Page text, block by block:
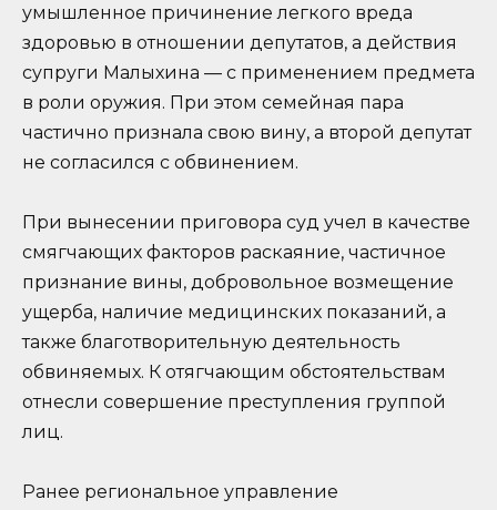
умышленное причинение легкого вреда
здоровью в отношении депутатов, а действия
супруги Малыхина — с применением предмета
в роли оружия. При этом семейная пара
частично признала свою вину, а второй депутат
не согласился с обвинением.
При вынесении приговора суд учел в качестве
смягчающих факторов раскаяние, частичное
признание вины, добровольное возмещение
ущерба, наличие медицинских показаний, а
также благотворительную деятельность
обвиняемых. К отягчающим обстоятельствам
отнесли совершение преступления группой
лиц.
Ранее региональное управление